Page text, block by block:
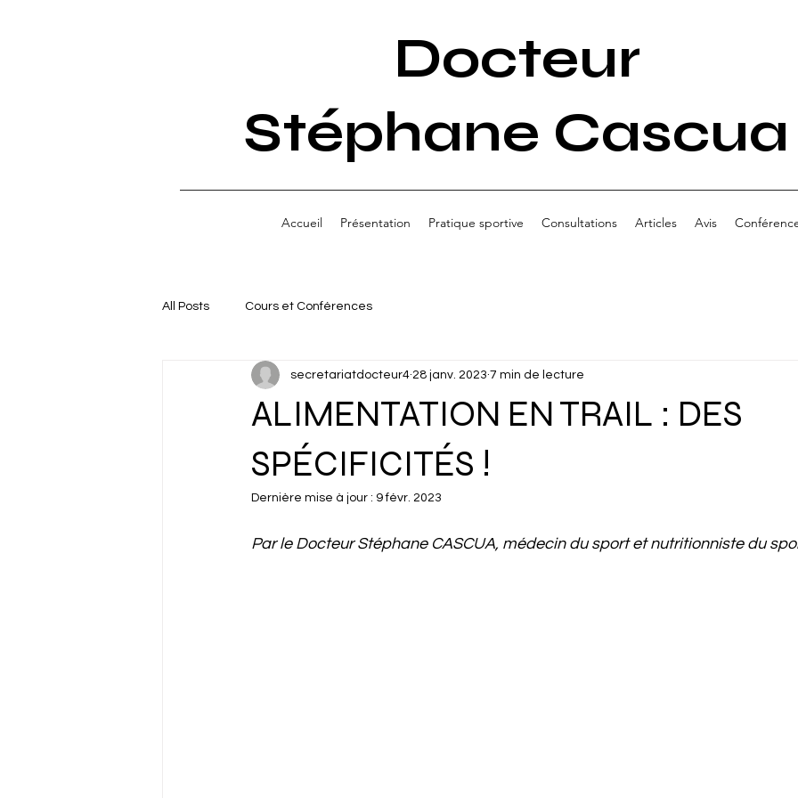
Docteur
Stéphane Cascua
Accueil Présentation Pratique sportive Consultations Articles Avis
All Posts Cours et Conférences
ALIMENTATION EN TRAIL : DES
SPÉCIFICITÉS !
secretariatdocteur4 28 janv. 2023 7 min de lecture
Dernière mise à jour : 9 févr. 2023
Par le Docteur Stéphane CASCUA, médecin du sport et nutritionniste du